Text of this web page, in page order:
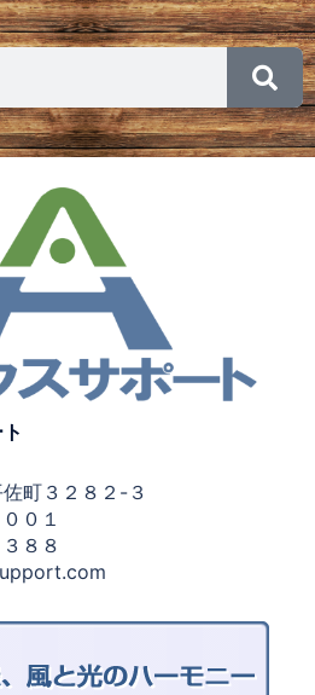
町３２８２-３
０１
８８